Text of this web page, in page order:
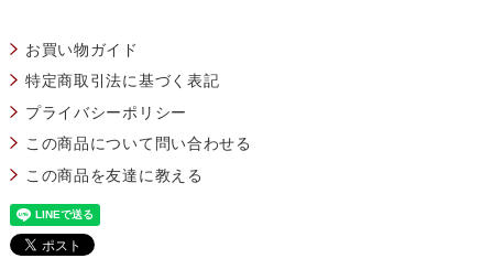
お買い物ガイド
特定商取引法に基づく表記
プライバシーポリシー
この商品について問い合わせる
この商品を友達に教える